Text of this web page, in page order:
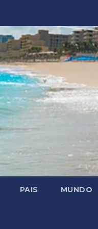
PAIS MUNDO